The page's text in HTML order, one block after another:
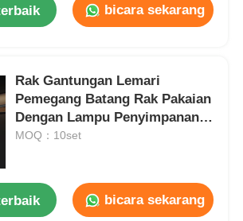
bicara sekarang
Rak Gantungan Lemari
Pemegang Batang Rak Pakaian
Dengan Lampu Penyimpanan
Pakaian Organizer
MOQ：10set
bicara sekarang